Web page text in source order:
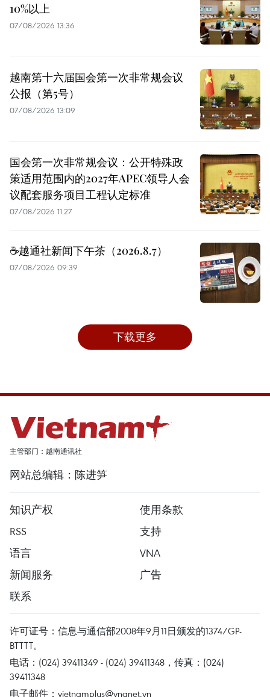
10%以上
07/08/2026 13:36
越南第十六届国会第一次非常规会议
公报（第5号）
07/08/2026 13:09
国会第一次非常规会议：公开特殊政
策适用范围内的2027年APEC领导人会
议配套服务项目工程认定标准
07/08/2026 11:27
☕️越通社新闻下午茶（2026.8.7）
07/08/2026 09:39
下载更多
主管部门：越南通讯社
网站总编辑：陈进笋
知识产权
使用条款
RSS
支持
语言
VNA
新闻服务
广告
联系
许可证号：信息与通信部2008年9月11日颁发的1374/GP-
BTTTT。
电话：(024) 39411349 - (024) 39411348，传真：(024)
39411348
电子邮件： vietnamplus@vnanet.vn